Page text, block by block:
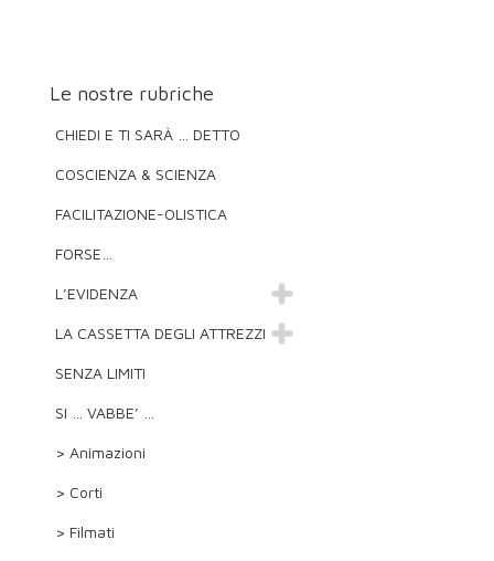
Le nostre rubriche
CHIEDI E TI SARÀ … DETTO
COSCIENZA & SCIENZA
FACILITAZIONE-OLISTICA
FORSE…
L’EVIDENZA
LA CASSETTA DEGLI ATTREZZI
SENZA LIMITI
SI … VABBE’ …
> Animazioni
> Corti
> Filmati